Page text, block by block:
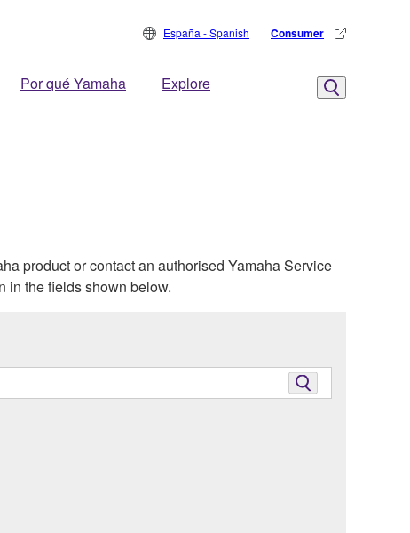
Por qué Yamaha Explore
España - Spanish Consumer
product or contact an authorised Yamaha Service
in the fields shown below.